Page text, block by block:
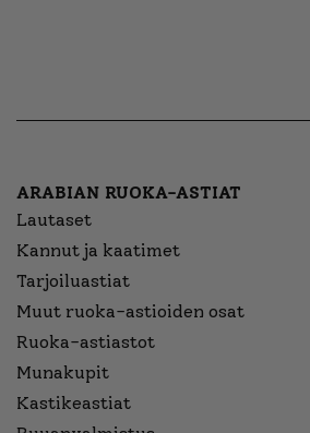
ARABIAN RUOKA-ASTIAT
Lautaset
Kannut ja kaatimet
Tarjoiluastiat
Muut ruoka-astioiden osat
Ruoka-astiastot
Munakupit
Kastikeastiat